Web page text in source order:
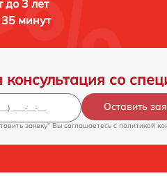
до 3 лет
минут
консультация со
Оставить
заявку" Вы соглашаетесь c политикой